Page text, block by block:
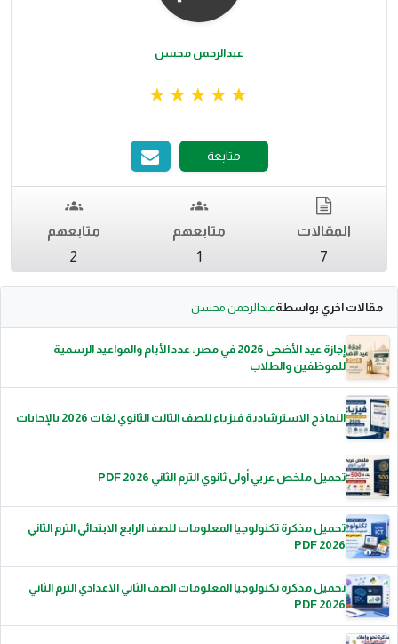
عبدالرحمن محسن
متابعة
المقالات
7
متابعهم
1
متابعهم
2
مقالات اخري بواسطةعبدالرحمن محسن
إجازة عيد الأضحى 2026 في مصر: عدد الأيام والمواعيد الرسمية
للموظفين والطلاب
النماذج الاسترشادية فيزياء للصف الثالث الثانوي لغات 2026 بالإجابات
تحميل ملخص عربي أولى ثانوي الترم الثاني 2026 PDF
تحميل مذكرة تكنولوجيا المعلومات للصف الرابع الابتدائي الترم الثاني
2026 PDF
تحميل مذكرة تكنولوجيا المعلومات الصف الثاني الاعدادي الترم الثاني
2026 PDF